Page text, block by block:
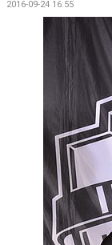
DOKUMENT
2016-09-24 16:55